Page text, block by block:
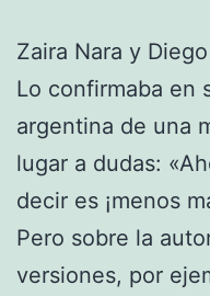
Zaira Nara y
Lo confirmaba en
argentina de una
lugar a dudas:
decir es ¡menos
Pero sobre la
versiones, por